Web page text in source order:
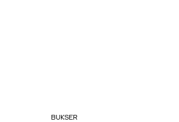
BUKSER